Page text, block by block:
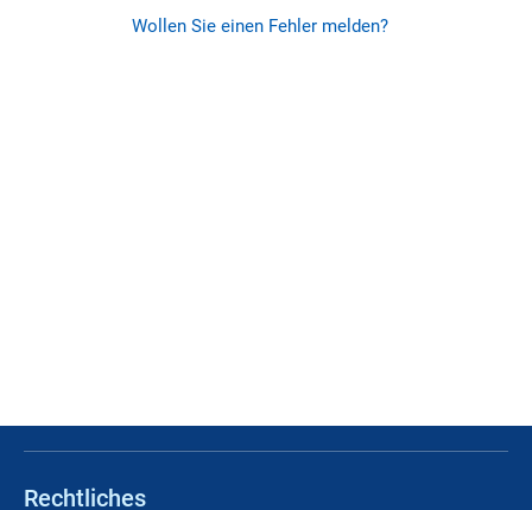
Wollen Sie einen Fehler melden?
Rechtliches